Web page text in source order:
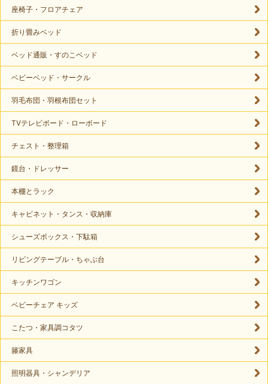
座椅子・フロアチェア
折り畳みベッド
ベッド通販・すのこベッド
ベビーベッド・サークル
羽毛布団・羽根布団セット
TVテレビボード・ローボード
チェスト・整理箱
鏡台・ドレッサー
本棚とラック
キャビネット・タンス・収納庫
シューズボックス・下駄箱
リビングテーブル・ちゃぶ台
キッチンワゴン
ベビーチェア キッズ
こたつ・家具調コタツ
籐家具
照明器具・シャンデリア